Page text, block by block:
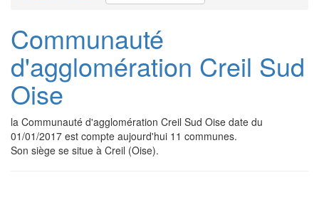
Communauté
d'agglomération Creil Sud
Oise
la Communauté d'agglomération Creil Sud Oise date du
01/01/2017 est compte aujourd'hui 11 communes.
Son siège se situe à Creil (Oise).